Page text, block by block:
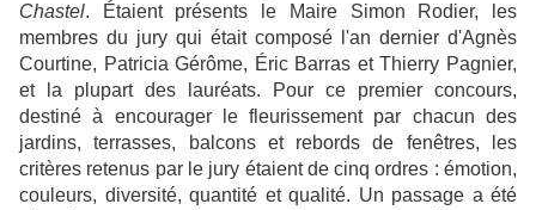
Chastel. Étaient présents le Maire Simon Rodier, les
membres du jury qui était composé l'an dernier d'Agnès
Courtine, Patricia Gérôme, Éric Barras et Thierry Pagnier,
et la plupart des lauréats. Pour ce premier concours,
destiné à encourager le fleurissement par chacun des
jardins, terrasses, balcons et rebords de fenêtres, les
critères retenus par le jury étaient de cinq ordres : émotion,
couleurs, diversité, quantité et qualité. Un passage a été